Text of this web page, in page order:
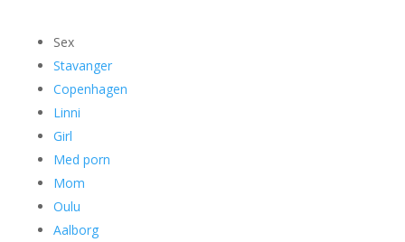
Sex
Stavanger
Copenhagen
Linni
Girl
Med porn
Mom
Oulu
Aalborg